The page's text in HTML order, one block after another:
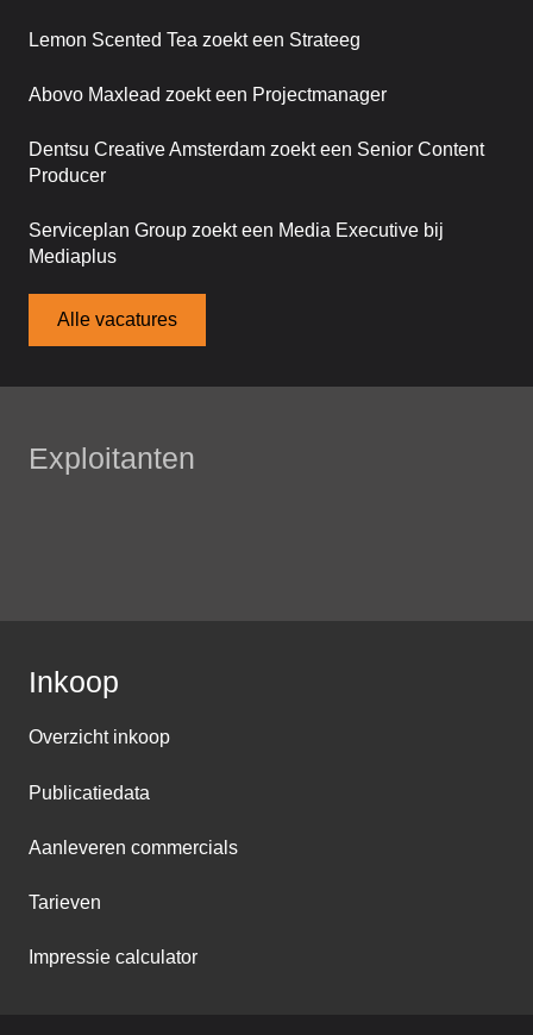
Lemon Scented Tea zoekt een Strateeg
Abovo Maxlead zoekt een Projectmanager
Dentsu Creative Amsterdam zoekt een Senior Content
Producer
Serviceplan Group zoekt een Media Executive bij
Mediaplus
Alle vacatures
Exploitanten
Inkoop
Overzicht inkoop
Publicatiedata
Aanleveren commercials
Tarieven
Impressie calculator